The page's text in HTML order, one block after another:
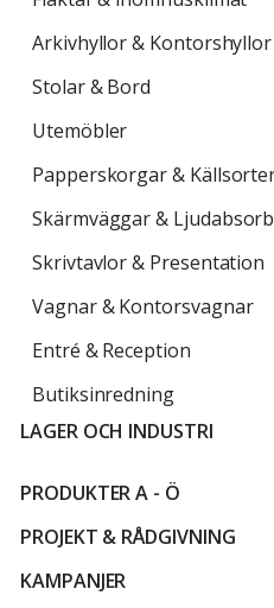
Arkivhyllor & Kontorshyllor
Stolar & Bord
Utemöbler
Papperskorgar &
Skärmväggar &
Skrivtavlor & Presentation
Vagnar & Kontorsvagnar
Entré & Reception
Butiksinredning
LAGER OCH INDUSTRI
PRODUKTER A - Ö
PROJEKT & RÅDGIVNING
KAMPANJER